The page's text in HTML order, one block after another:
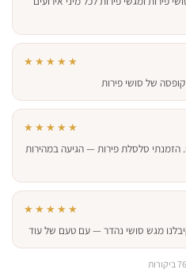
★★★★★
של סושי פירות
★★★★★
הזמנתי סלסלת פירות — הגיעה במהירות
★★★★★
מגש סושי נהדר — עם טעם של עוד